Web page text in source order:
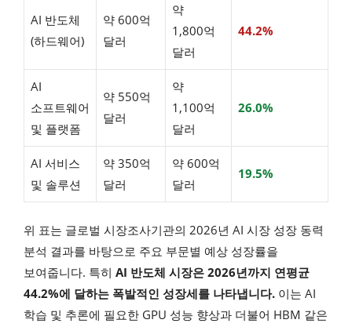
AI 반도체
(하드웨어)
약 600억
달러
약
1,800억
달러
44.2%
AI
소프트웨어
및 플랫폼
약 550억
달러
약
1,100억
달러
26.0%
AI 서비스
및 솔루션
약 350억
달러
약 600억
달러
19.5%
위 표는 글로벌 시장조사기관의 2026년 AI 시장 성장 동력
분석 결과를 바탕으로 주요 부문별 예상 성장률을
보여줍니다. 특히 AI 반도체 시장은 2026년까지 연평균
44.2%에 달하는 폭발적인 성장세를 나타냅니다. 이는 AI
학습 및 추론에 필요한 GPU 성능 향상과 더불어 HBM 같은